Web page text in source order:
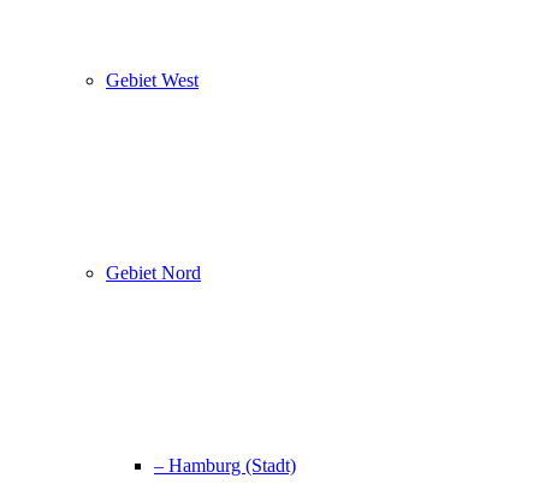
Gebiet West
Gebiet Nord
– Hamburg (Stadt)